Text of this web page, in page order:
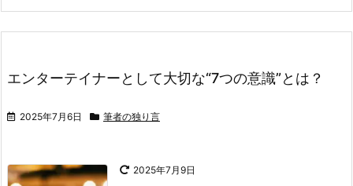
エンターテイナーとして大切な“7つの意識”とは？
2025年7月6日 筆者の独り言
2025年7月9日